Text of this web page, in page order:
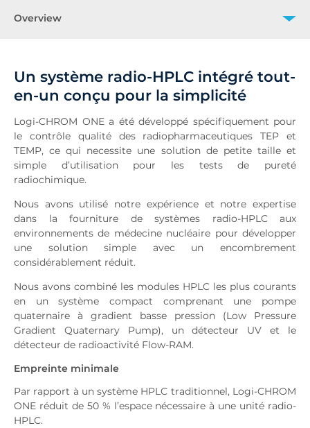
Overview
Module
Caractéristiques
Demande
Nouvelles connexes
Un système radio-HPLC intégré tout-
en-un conçu pour la simplicité
Logi-CHROM ONE a été développé spécifiquement pour
le contrôle qualité des radiopharmaceutiques TEP et
TEMP, ce qui necessite une solution de petite taille et
simple d’utilisation pour les tests de pureté
radiochimique.
Nous avons utilisé notre expérience et notre expertise
dans la fourniture de systèmes radio-HPLC aux
environnements de médecine nucléaire pour développer
une solution simple avec un encombrement
considérablement réduit.
Nous avons combiné les modules HPLC les plus courants
en un système compact comprenant une pompe
quaternaire à gradient basse pression (Low Pressure
Gradient Quaternary Pump), un détecteur UV et le
détecteur de radioactivité Flow-RAM.
Empreinte minimale
Par rapport à un système HPLC traditionnel, Logi-CHROM
ONE réduit de 50 % l’espace nécessaire à une unité radio-
HPLC.